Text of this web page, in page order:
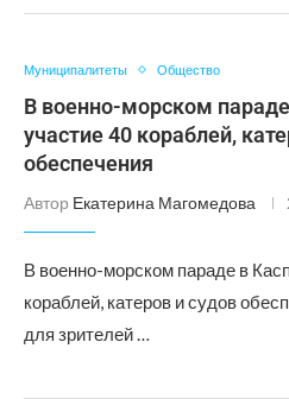
Муниципалитеты Общество
В военно-морском
участие 40 кораблей,
обеспечения
Автор Екатерина Магомедова
В военно-морском параде в
кораблей, катеров и судов
для зрителей …